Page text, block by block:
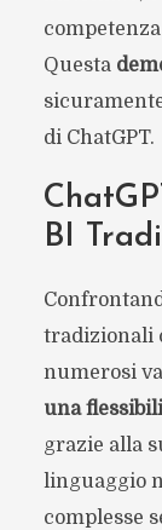
Questa
di ChatGPT.
BI
tradizionali
numerosi
una
grazie alla
linguaggio
complesse